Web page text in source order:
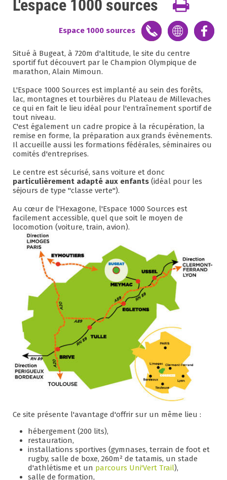
Espace 1000 sources
Situé à Bugeat, à 720m d'altitude, le site du centre
sportif fut découvert par le Champion Olympique de
marathon, Alain Mimoun.
L'Espace 1000 Sources est implanté au sein des forêts,
lac, montagnes et tourbières du Plateau de Millevaches
ce qui en fait le lieu idéal pour l'entraînement sportif de
tout niveau.
C'est également un cadre propice à la récupération, la
remise en forme, la préparation aux grands évènements.
Il accueille aussi les formations fédérales, séminaires ou
comités d'entreprises.
Le centre est sécurisé, sans voiture et donc
particulièrement adapté aux enfants (idéal pour les
séjours de type "classe verte").
Au cœur de l'Hexagone, l'Espace 1000 Sources est
facilement accessible, quel que soit le moyen de
locomotion (voiture, train, avion).
Ce site présente l'avantage d'offrir sur un même lieu :
hébergement (200 lits),
restauration,
installations sportives (gymnases, terrain de foot et
rugby, salle de boxe, 260m² de tatamis, un stade
d'athlétisme et un parcours Uni'Vert Trail),
salle de formation,